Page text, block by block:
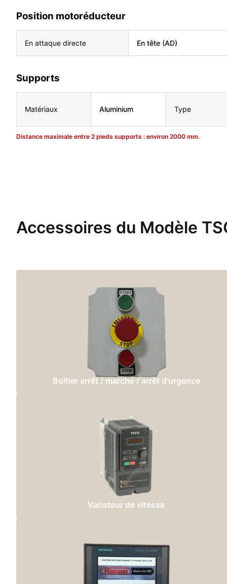
Position motoréducteur
En attaque directe En tête (AD)
Supports
Matériaux Aluminium Type
Distance maximale entre 2 pieds supports : environ 2000 mm.
Accessoires du Modèle
Boîtier arrêt / marche / arrêt d'urgence
Variateur de vitesse